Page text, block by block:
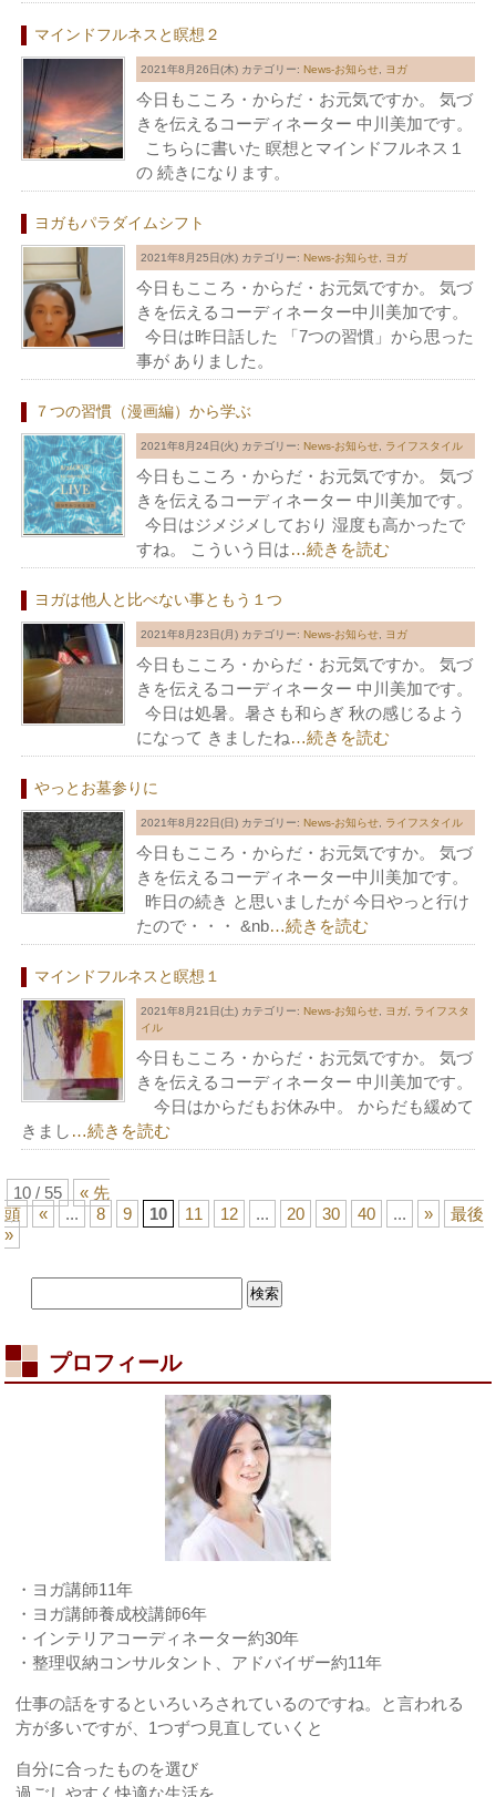
マインドフルネスと瞑想２
2021年8月26日(木) カテゴリー: News-お知らせ, ヨガ
今日もこころ・からだ・お元気ですか。 気づ
きを伝えるコーディネーター 中川美加です。
こちらに書いた 瞑想とマインドフルネス１
の 続きになります。
ヨガもパラダイムシフト
2021年8月25日(水) カテゴリー: News-お知らせ, ヨガ
今日もこころ・からだ・お元気ですか。 気づ
きを伝えるコーディネーター中川美加です。
今日は昨日話した 「7つの習慣」から思った
事が ありました。
７つの習慣（漫画編）から学ぶ
2021年8月24日(火) カテゴリー: News-お知らせ, ライフスタイル
今日もこころ・からだ・お元気ですか。 気づ
きを伝えるコーディネーター 中川美加です。
今日はジメジメしており 湿度も高かったで
すね。 こういう日は…続きを読む
ヨガは他人と比べない事ともう１つ
2021年8月23日(月) カテゴリー: News-お知らせ, ヨガ
今日もこころ・からだ・お元気ですか。 気づ
きを伝えるコーディネーター 中川美加です。
今日は処暑。暑さも和らぎ 秋の感じるよう
になって きましたね…続きを読む
やっとお墓参りに
2021年8月22日(日) カテゴリー: News-お知らせ, ライフスタイル
今日もこころ・からだ・お元気ですか。 気づ
きを伝えるコーディネーター中川美加です。
昨日の続き と思いましたが 今日やっと行け
たので・・・ &nb…続きを読む
マインドフルネスと瞑想１
2021年8月21日(土) カテゴリー: News-お知らせ, ヨガ, ライフスタ
イル
今日もこころ・からだ・お元気ですか。 気づ
きを伝えるコーディネーター 中川美加です。
今日はからだもお休み中。 からだも緩めて
きまし …続きを読む
10 / 55
« 先
頭
« ... 8 9 10 11 12 ... 20 30 40 ... »
最後
»
プロフィール
・ヨガ講師11年
・ヨガ講師養成校講師6年
・インテリアコーディネーター約30年
・整理収納コンサルタント、アドバイザー約11年
仕事の話をするといろいろされているのですね。と言われる
方が多いですが、1つずつ見直していくと
自分に合ったものを選び